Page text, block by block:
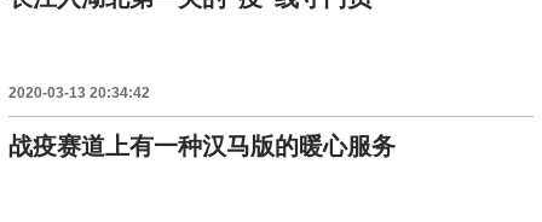
2020-03-13 20:34:42
战疫赛道上有一种汉马版的暖心服务